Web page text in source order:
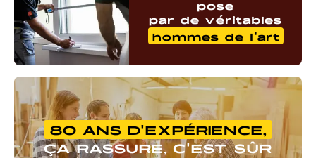
pose
par de véritables
hommes de l'art
80 ANS D'EXPÉRIENCE,
ÇA RASSURE, C'EST SÛR